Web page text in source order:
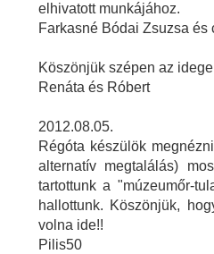
elhivatott munkájához.
Farkasné Bódai Zsuzsa és
Köszönjük szépen az
Renáta és Róbert
2012.08.05.
Régóta készülök
alternatív megtalálás)
tartottunk a "múzeumőr-
hallottunk. Köszönjük,
volna ide!!
Pilis50